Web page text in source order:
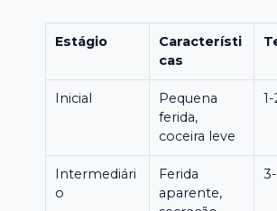
Estágio
Característi
cas
Inicial
Pequena
ferida,
coceira leve
Intermediári
o
Ferida
aparente,